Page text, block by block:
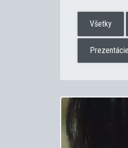
Všetky
Prezentácie